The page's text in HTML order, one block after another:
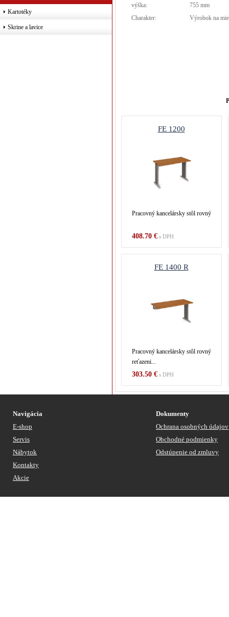
Kartotéky
Skrine a lavice
výška:
755 mm
Charakter:
Výrobok na
FE 1200
Pracovný kancelársky stôl rovný
408.70 €s DPH
FE 1400 R
Pracovný kancelársky stôl rovný
reťazeni...
303.50 €s DPH
Navigácia
E-shop
Servis
Nábytok
Kontakty
Akcie
Dokumenty
Ochrana osobných údajov
Obchodné podmienky
Odstúpenie od zmluvy